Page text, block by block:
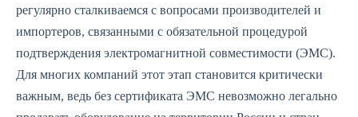
регулярно сталкиваемся с вопросами производителей и
импортеров, связанными с обязательной процедурой
подтверждения электромагнитной совместимости (ЭМС).
Для многих компаний этот этап становится критически
важным, ведь без сертификата ЭМС невозможно легально